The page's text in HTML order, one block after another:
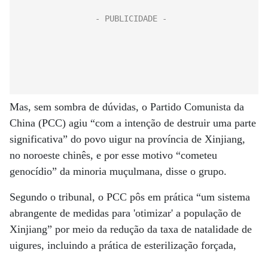
Mas, sem sombra de dúvidas, o Partido Comunista da
China (PCC) agiu “com a intenção de destruir uma parte
significativa” do povo uigur na província de Xinjiang,
no noroeste chinês, e por esse motivo “cometeu
genocídio” da minoria muçulmana, disse o grupo.
Segundo o tribunal, o PCC pôs em prática “um sistema
abrangente de medidas para 'otimizar' a população de
Xinjiang” por meio da redução da taxa de natalidade de
uigures, incluindo a prática de esterilização forçada,